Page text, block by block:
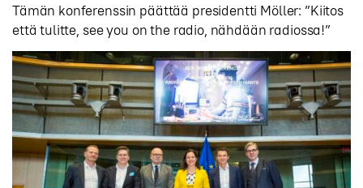
Tämän konferenssin päättää presidentti Möller: ”Kiitos
että tulitte, see you on the radio, nähdään radiossa!”